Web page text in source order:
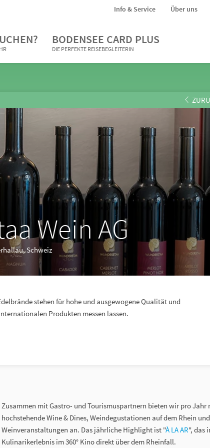
Info & Service Über uns
BODENSEE CARD PLUS
DIE PERFEKTE REISEBEGLEITERIN
Wein AG
Schweiz
stehen für hohe und ausgewogene Qualität und
Produkten messen lassen.
Zusammen mit Gastro- und Tourismuspartnern bieten wir pro Jahr
hochstehende Wine & Dines, Weindegustationen auf dem Rhein
Weinveranstaltungen an. Das jährliche Highlight ist "À LA AR", das
Kulinarikerlebnis im 360° Kino direkt über dem Rheinfall.